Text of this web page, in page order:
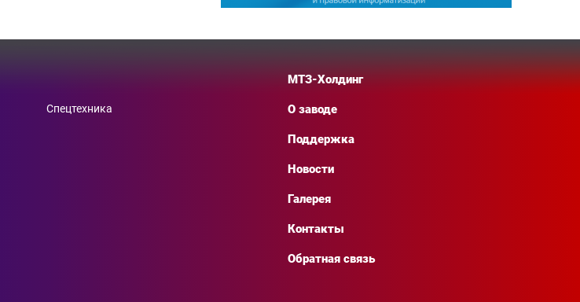
Спецтехника
МТЗ-Холдинг
О заводе
Поддержка
Новости
Галерея
Контакты
Обратная связь